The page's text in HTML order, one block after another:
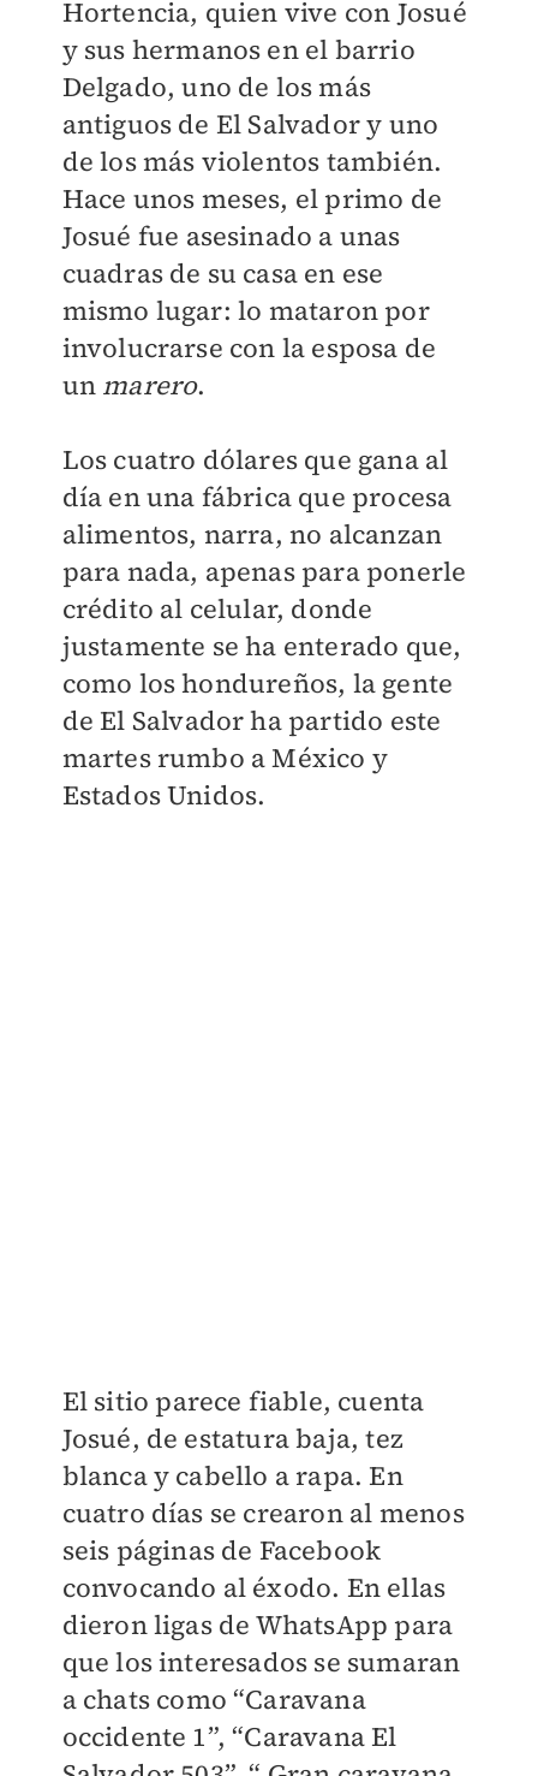
Hortencia, quien vive con Josué
y sus hermanos en el barrio
Delgado, uno de los más
antiguos de El Salvador y uno
de los más violentos también.
Hace unos meses, el primo de
Josué fue asesinado a unas
cuadras de su casa en ese
mismo lugar: lo mataron por
involucrarse con la esposa de
un marero.
Los cuatro dólares que gana al
día en una fábrica que procesa
alimentos, narra, no alcanzan
para nada, apenas para ponerle
crédito al celular, donde
justamente se ha enterado que,
como los hondureños, la gente
de El Salvador ha partido este
martes rumbo a México y
Estados Unidos.
El sitio parece fiable, cuenta
Josué, de estatura baja, tez
blanca y cabello a rapa. En
cuatro días se crearon al menos
seis páginas de Facebook
convocando al éxodo. En ellas
dieron ligas de WhatsApp para
que los interesados se sumaran
a chats como “Caravana
occidente 1”, “Caravana El